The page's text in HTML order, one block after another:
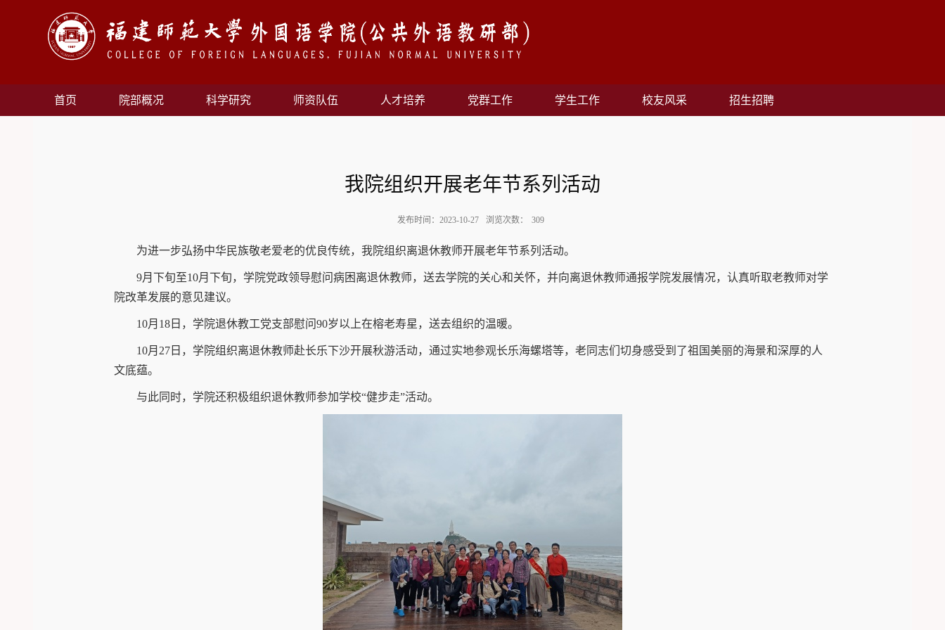
首页 院部概况 科学研究 师资队伍 人才培养 党群工作 学生工作 校友风采 招生招聘
我院组织开展老年节系列活动
发布时间：2023-10-27 浏览次数： 309
为进一步弘扬中华民族敬老爱老的优良传统，我院组织离退休教师开展老年节系列活动。
9月下旬至10月下旬，学院党政领导慰问病困离退休教师，送去学院的关心和关怀，并向离退休教师通报学院发展情况，认真听取老教师对学
院改革发展的意见建议。
10月18日，学院退休教工党支部慰问90岁以上在榕老寿星，送去组织的温暖。
10月27日，学院组织离退休教师赴长乐下沙开展秋游活动，通过实地参观长乐海螺塔等，老同志们切身感受到了祖国美丽的海景和深厚的人
文底蕴。
与此同时，学院还积极组织退休教师参加学校“健步走”活动。